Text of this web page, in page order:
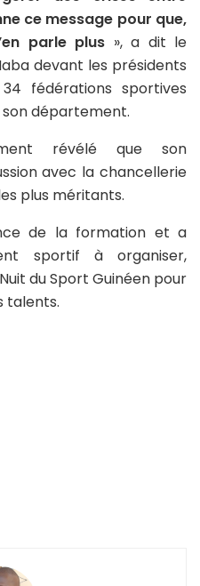
ce message pour que,
parle plus », a dit le
devant les présidents
fédérations sportives
son département.
révélé que son
avec la chancellerie
plus méritants.
de la formation et a
sportif à organiser,
du Sport Guinéen pour
talents.